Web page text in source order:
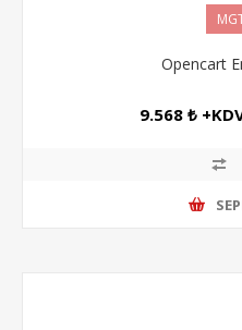
Opencart
9.568 ₺